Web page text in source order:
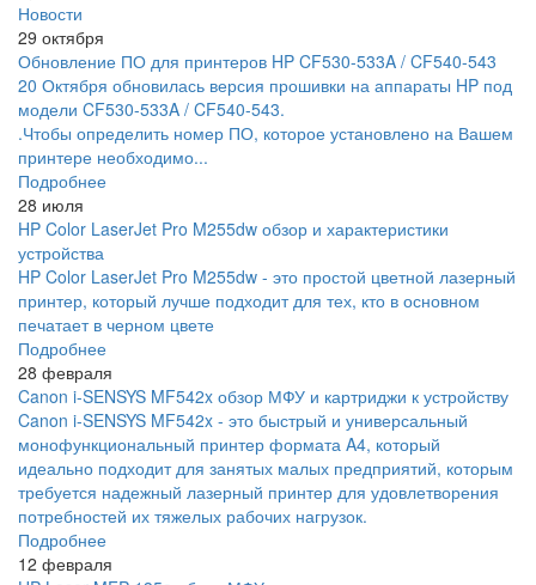
Новости
29 октября
Обновление ПО для принтеров HP CF530-533A / CF540-543
20 Октября обновилась версия прошивки на аппараты HP под
модели CF530-533A / CF540-543.
.Чтобы определить номер ПО, которое установлено на Вашем
принтере необходимо...
Подробнее
28 июля
HP Color LaserJet Pro M255dw обзор и характеристики
устройства
HP Color LaserJet Pro M255dw - это простой цветной лазерный
принтер, который лучше подходит для тех, кто в основном
печатает в черном цвете
Подробнее
28 февраля
Canon i-SENSYS MF542x обзор МФУ и картриджи к устройству
Canon i-SENSYS MF542x - это быстрый и универсальный
монофункциональный принтер формата A4, который
идеально подходит для занятых малых предприятий, которым
требуется надежный лазерный принтер для удовлетворения
потребностей их тяжелых рабочих нагрузок.
Подробнее
12 февраля